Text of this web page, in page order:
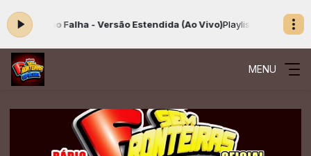
Falha - Versão Estendida (Ao Vivo)Playlist Gospel das 00:00
MENU